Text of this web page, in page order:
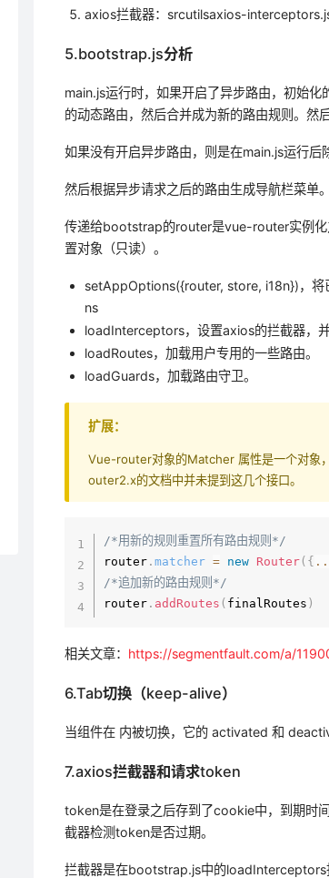
axios拦截器：srcutilsaxios-
5.bootstrap.js分析
main.js运行时，如果开启了异步路由，初始
的动态路由，然后合并成为新的路由规则。然
如果没有开启异步路由，则是在main.js运行后
然后根据异步请求之后的路由生成导航栏菜单。
传递给bootstrap的router是vue-router实例化
置对象（只读）。
setAppOptions({router, store, i18n})，将
ns
loadInterceptors，设置axios的拦截器，
loadRoutes，加载用户专用的一些路由。
loadGuards，加载路由守卫。
扩展：
Vue-router对象的Matcher 属性是一个对象
outer2.x的文档中并未提到这几个接口。
/*用新的规则重置所有路由规则*/
router .matcher = new Router( {
/*追加新的路由规则*/
router . addRoutes ( finalRoutes )
相关文章： https://segmentfault.com/a/
6.Tab切换（keep-alive）
当组件在 内被切换，它的 activated 和
7.axios拦截器和请求token
token是在登录之后存到了cookie中，到期时
截器检测token是否过期。
拦截器是在bootstrap.js中的loadInterceptors